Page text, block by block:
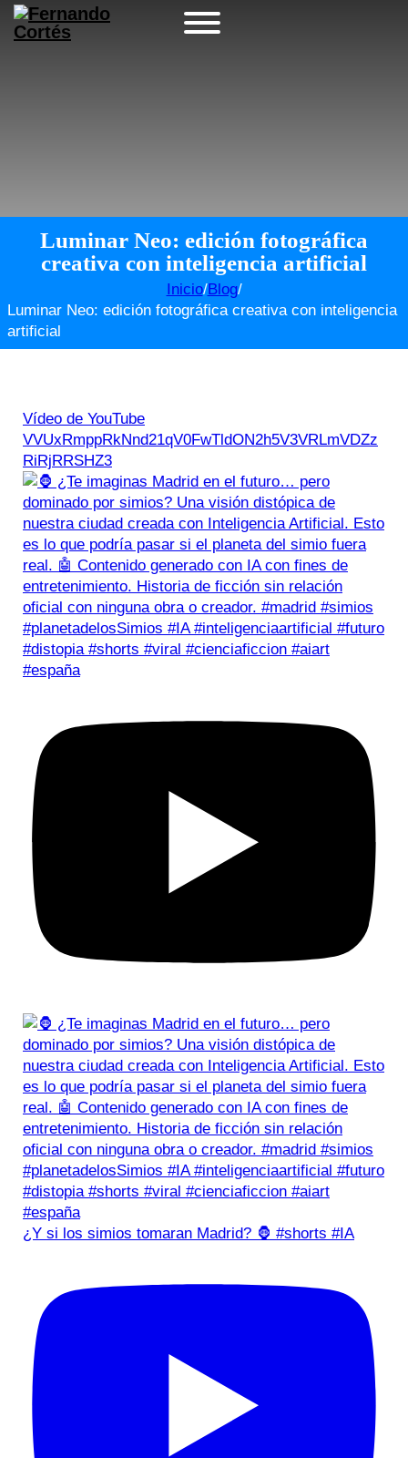
Luminar Neo: edición fotográfica
creativa con inteligencia artificial
Inicio/Blog/
Luminar Neo: edición fotográfica creativa con inteligencia
artificial
Vídeo de YouTube
VVUxRmppRkNnd21qV0FwTldON2h5V3VRLmVDZz
RiRjRRSHZ3
¿Y si los simios tomaran Madrid? 🦍 #shorts #IA